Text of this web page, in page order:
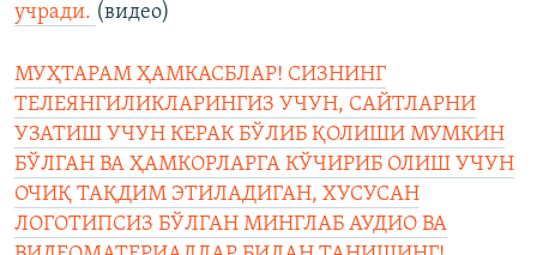
учради. (видео)
МУҲТАРАМ ҲАМКАСБЛАР! СИЗНИНГ
ТЕЛЕЯНГИЛИКЛАРИНГИЗ УЧУН, САЙТЛАРНИ
УЗАТИШ УЧУН КЕРАК БЎЛИБ ҚОЛИШИ МУМКИН
БЎЛГАН ВА ҲАМКОРЛАРГА КЎЧИРИБ ОЛИШ УЧУН
ОЧИҚ ТАҚДИМ ЭТИЛАДИГАН, ХУСУСАН
ЛОГОТИПСИЗ БЎЛГАН МИНГЛАБ АУДИО ВА